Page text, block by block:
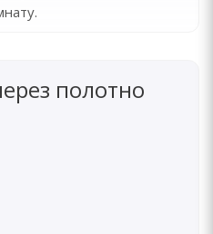
полотно